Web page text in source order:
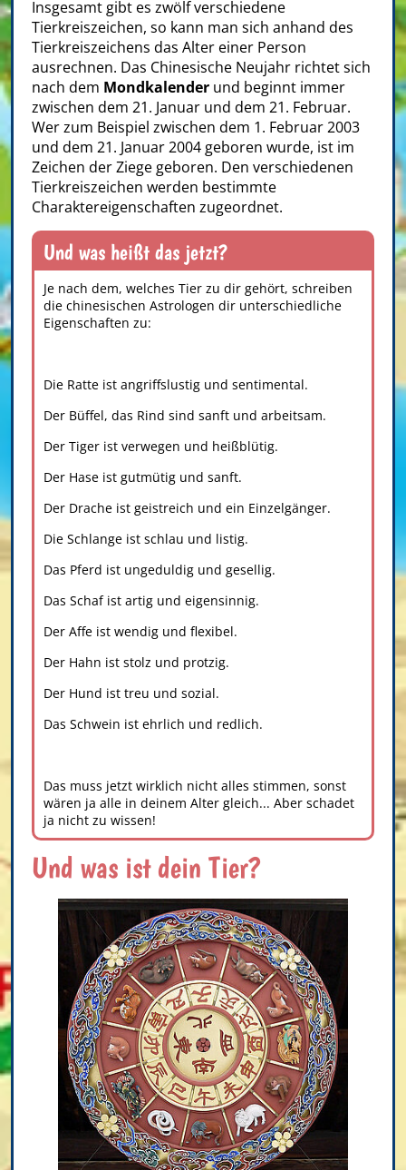
Insgesamt gibt es zwölf verschiedene
Tierkreiszeichen, so kann man sich anhand des
Tierkreiszeichens das Alter einer Person
ausrechnen. Das Chinesische Neujahr richtet sich
nach dem Mondkalender und beginnt immer
zwischen dem 21. Januar und dem 21. Februar.
Wer zum Beispiel zwischen dem 1. Februar 2003
und dem 21. Januar 2004 geboren wurde, ist im
Zeichen der Ziege geboren. Den verschiedenen
Tierkreiszeichen werden bestimmte
Charaktereigenschaften zugeordnet.
Und was heißt das jetzt?
Je nach dem, welches Tier zu dir gehört, schreiben
die chinesischen Astrologen dir unterschiedliche
Eigenschaften zu:
Die Ratte ist angriffslustig und sentimental.
Der Büffel, das Rind sind sanft und arbeitsam.
Der Tiger ist verwegen und heißblütig.
Der Hase ist gutmütig und sanft.
Der Drache ist geistreich und ein Einzelgänger.
Die Schlange ist schlau und listig.
Das Pferd ist ungeduldig und gesellig.
Das Schaf ist artig und eigensinnig.
Der Affe ist wendig und flexibel.
Der Hahn ist stolz und protzig.
Der Hund ist treu und sozial.
Das Schwein ist ehrlich und redlich.
Das muss jetzt wirklich nicht alles stimmen, sonst
wären ja alle in deinem Alter gleich... Aber schadet
ja nicht zu wissen!
Und was ist dein Tier?